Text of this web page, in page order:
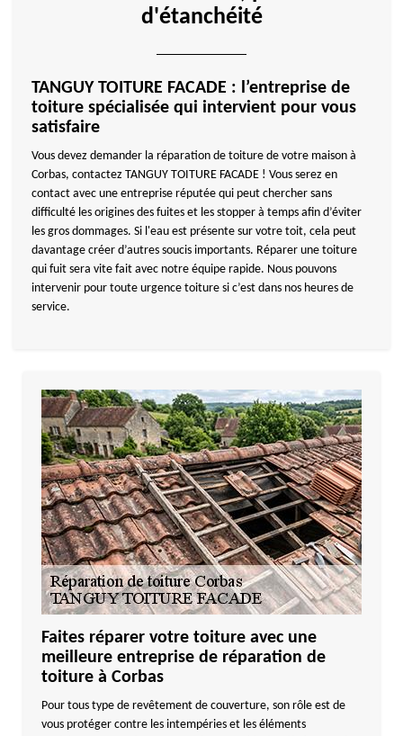
d'étanchéité
TANGUY TOITURE FACADE : l’entreprise de
toiture spécialisée qui intervient pour vous
satisfaire
Vous devez demander la réparation de toiture de votre maison à
Corbas, contactez TANGUY TOITURE FACADE ! Vous serez en
contact avec une entreprise réputée qui peut chercher sans
difficulté les origines des fuites et les stopper à temps afin d’éviter
les gros dommages. Si l'eau est présente sur votre toit, cela peut
davantage créer d’autres soucis importants. Réparer une toiture
qui fuit sera vite fait avec notre équipe rapide. Nous pouvons
intervenir pour toute urgence toiture si c’est dans nos heures de
service.
Faites réparer votre toiture avec une
meilleure entreprise de réparation de
toiture à Corbas
Pour tous type de revêtement de couverture, son rôle est de
vous protéger contre les intempéries et les éléments